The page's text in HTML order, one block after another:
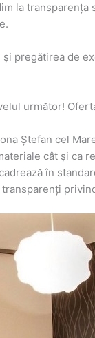
la
pregătirea de
următor!
Ștefan cel
cât și ca
în